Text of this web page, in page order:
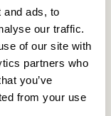
and ads, to
our traffic.
of our site with
partners who
you’ve
from your use